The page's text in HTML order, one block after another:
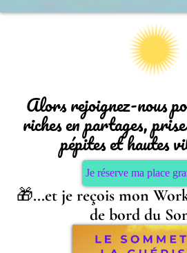
Alors rejoignez-nous
riches en partages,
pépites et hautes
Je réserve ma place
🎁...et je reçois mon
de bord du